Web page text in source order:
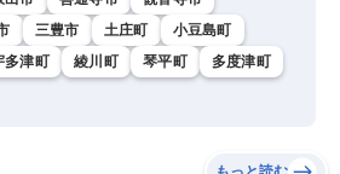
三豊市 土庄町
小豆島町
多津町 綾川町 琴平町
多度津町